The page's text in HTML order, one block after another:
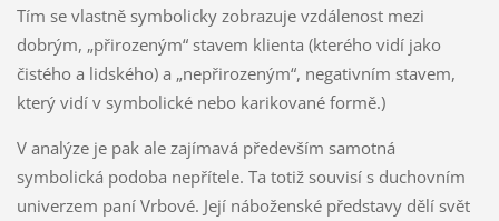
Tím se vlastně symbolicky zobrazuje vzdálenost mezi
dobrým, „přirozeným“ stavem klienta (kterého vidí jako
čistého a lidského) a „nepřirozeným“, negativním stavem,
který vidí v symbolické nebo karikované formě.)
V analýze je pak ale zajímavá především samotná
symbolická podoba nepřítele. Ta totiž souvisí s duchovním
univerzem paní Vrbové. Její náboženské představy dělí svět